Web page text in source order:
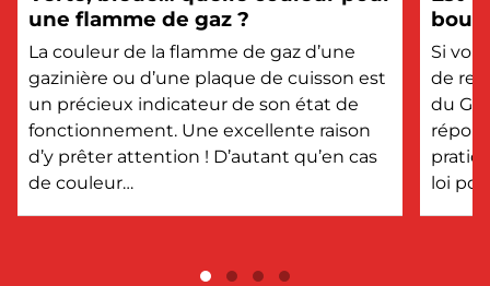
une flamme de gaz ?
La couleur de la flamme de gaz d’une
gazinière ou d’une plaque de cuisson est
un précieux indicateur de son état de
fonctionnement. Une excellente raison
d’y prêter attention ! D’autant qu’en cas
de couleur…
?
Si
de
du
loi